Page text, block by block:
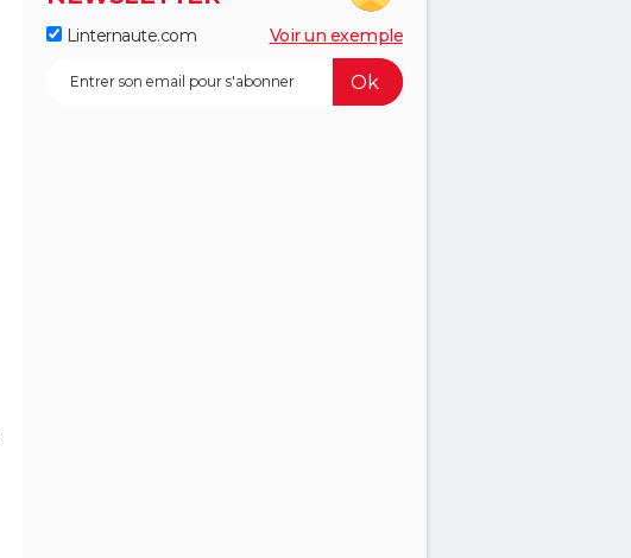
Linternaute.com Voir un exemple